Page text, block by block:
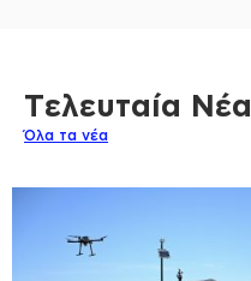
Τελευταία Νέα
Όλα τα νέα